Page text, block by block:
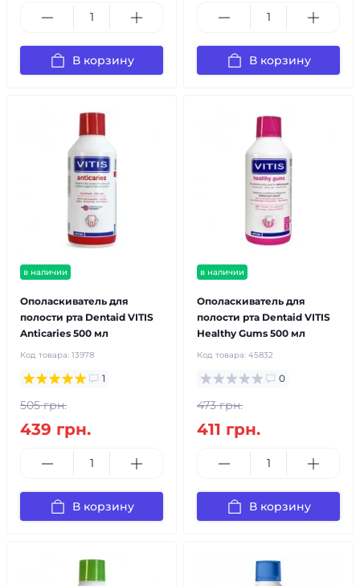
В корзину В корзину
в наличии
Ополаскиватель для
полости рта Dentaid VITIS
Anticaries 500 мл
Код товара: 13978
1
505 грн.
439 грн.
В корзину
в наличии
Ополаскиватель для
полости рта Dentaid VITIS
Healthy Gums 500 мл
Код товара: 45832
0
473 грн.
411 грн.
В корзину